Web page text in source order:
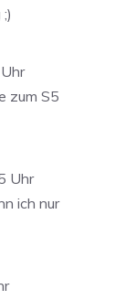
zum S5
Uhr
ich nur